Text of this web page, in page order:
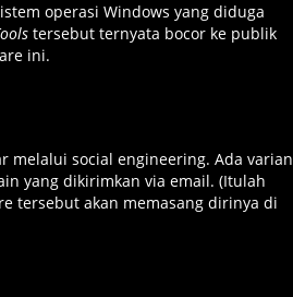
operasi Windows yang diduga
tersebut ternyata bocor ke publik
ini.
melalui social engineering. Ada varian
yang dikirimkan via email. (Itulah
tersebut akan memasang dirinya di